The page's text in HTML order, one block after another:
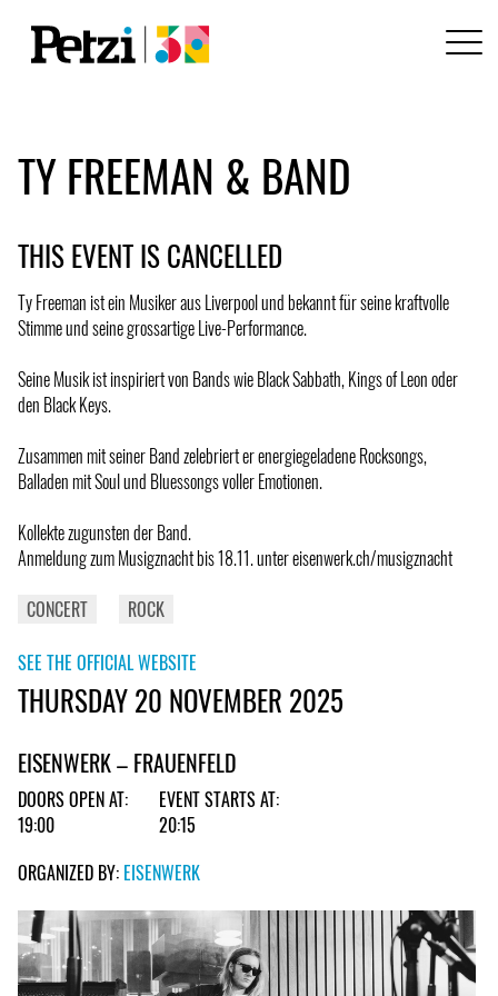
TY FREEMAN & BAND
THIS EVENT IS CANCELLED
Ty Freeman ist ein Musiker aus Liverpool und bekannt für seine kraftvolle
Stimme und seine grossartige Live-Performance.
Seine Musik ist inspiriert von Bands wie Black Sabbath, Kings of Leon oder
den Black Keys.
Zusammen mit seiner Band zelebriert er energiegeladene Rocksongs,
Balladen mit Soul und Bluessongs voller Emotionen.
Kollekte zugunsten der Band.
Anmeldung zum Musigznacht bis 18.11. unter eisenwerk.ch/musigznacht
CONCERT
ROCK
SEE THE OFFICIAL WEBSITE
THURSDAY 20 NOVEMBER 2025
EISENWERK – FRAUENFELD
DOORS OPEN AT:
19:00
EVENT STARTS AT:
20:15
ORGANIZED BY: EISENWERK